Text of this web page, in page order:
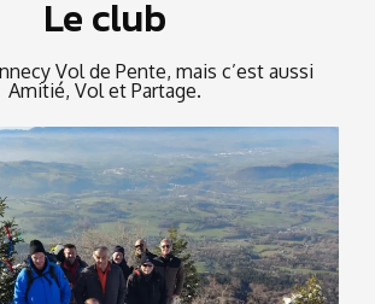
Le club
Vol de Pente, mais c’est aussi
Amitié, Vol et Partage.